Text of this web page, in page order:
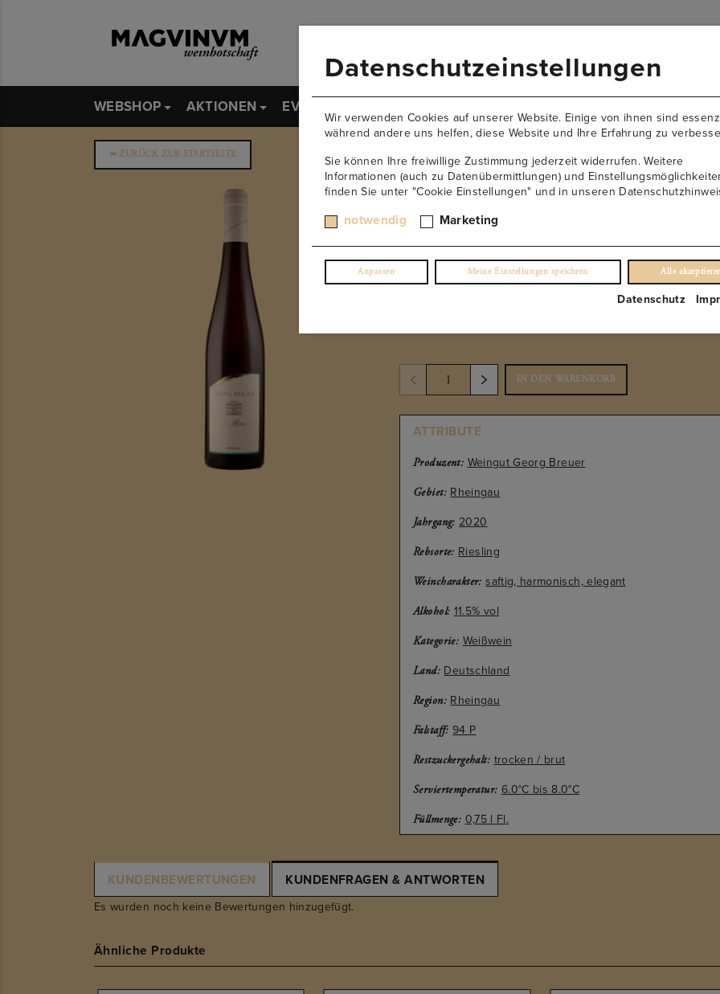
WEBSHOP AKTIONEN EVENTS
➥ZURÜCK ZUR STARTSEITE
Terra Montosa Riesling
€32.90 / 0,75 l Fl.
IN DEN WARENKORB
ATTRIBUTE
Produzent: Weingut Georg Breuer
Gebiet: Rheingau
Jahrgang: 2020
Rebsorte: Riesling
Weincharakter: saftig, harmonisch, elegant
Alkohol: 11.5% vol
Kategorie: Weißwein
Land: Deutschland
Region: Rheingau
Falstaff: 94 P
Restzuckergehalt: trocken / brut
Serviertemperatur: 6.0°C bis 8.0°C
Füllmenge: 0,75 l Fl.
KUNDENBEWERTUNGEN KUNDENFRAGEN & ANTWORTEN
Es wurden noch keine Bewertungen hinzugefügt.
Ähnliche Produkte
Datenschutzeinstellungen
Wir verwenden Cookies auf unserer Website. Einige von ihnen sind
während andere uns helfen, diese Website und Ihre Erfahrung zu
Sie können Ihre freiwillige Zustimmung jederzeit widerrufen. Weitere
Informationen (auch zu Datenübermittlungen) und
finden Sie unter "Cookie Einstellungen" und in unseren
notwendig Marketing
Anpassen Meine Einstellungen speichern Alle
Datenschutz